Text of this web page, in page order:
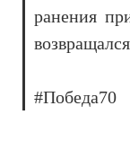
ранения
#Победа70